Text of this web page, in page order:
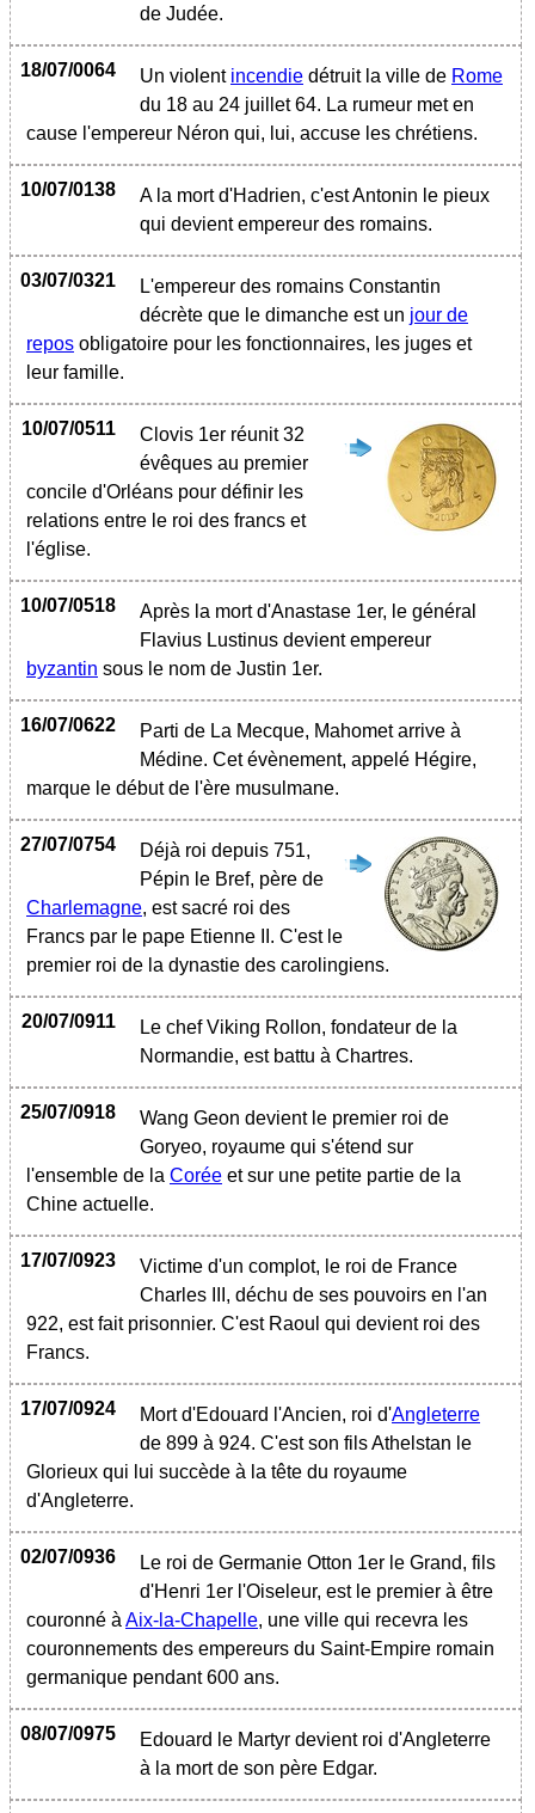
de Judée.
18/07/0064 Un violent incendie détruit la ville de Rome
du 18 au 24 juillet 64. La rumeur met en
cause l'empereur Néron qui, lui, accuse les chrétiens.
10/07/0138
A la mort d'Hadrien, c'est Antonin le pieux
qui devient empereur des romains.
03/07/0321
L'empereur des romains Constantin
décrète que le dimanche est un jour de
repos obligatoire pour les fonctionnaires, les juges et
leur famille.
10/07/0511
Clovis 1er réunit 32
évêques au premier
concile d'Orléans pour définir les
relations entre le roi des francs et
l'église.
10/07/0518
Après la mort d'Anastase 1er, le général
Flavius Lustinus devient empereur
byzantin sous le nom de Justin 1er.
16/07/0622
Parti de La Mecque, Mahomet arrive à
Médine. Cet évènement, appelé Hégire,
marque le début de l'ère musulmane.
27/07/0754
Déjà roi depuis 751,
Pépin le Bref, père de
Charlemagne, est sacré roi des
Francs par le pape Etienne II. C'est le
premier roi de la dynastie des carolingiens.
20/07/0911
Le chef Viking Rollon, fondateur de la
Normandie, est battu à Chartres.
25/07/0918
Wang Geon devient le premier roi de
Goryeo, royaume qui s'étend sur
l'ensemble de la Corée et sur une petite partie de la
Chine actuelle.
17/07/0923
Victime d'un complot, le roi de France
Charles III, déchu de ses pouvoirs en l'an
922, est fait prisonnier. C'est Raoul qui devient roi des
Francs.
17/07/0924 Mort d'Edouard l'Ancien, roi d'Angleterre
de 899 à 924. C'est son fils Athelstan le
Glorieux qui lui succède à la tête du royaume
d'Angleterre.
02/07/0936
Le roi de Germanie Otton 1er le Grand, fils
d'Henri 1er l'Oiseleur, est le premier à être
couronné à Aix-la-Chapelle, une ville qui recevra les
couronnements des empereurs du Saint-Empire romain
germanique pendant 600 ans.
08/07/0975
Edouard le Martyr devient roi d'Angleterre
à la mort de son père Edgar.